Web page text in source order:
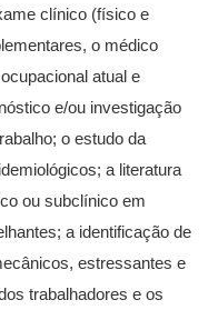
clínico (físico e
o médico
atual e
e/ou investigação
o estudo da
a literatura
ou subclínico em
a identificação de
estressantes e
trabalhadores e os